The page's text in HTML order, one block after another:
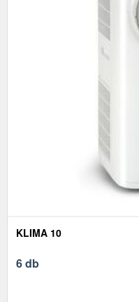
KLIMA 10
6 db